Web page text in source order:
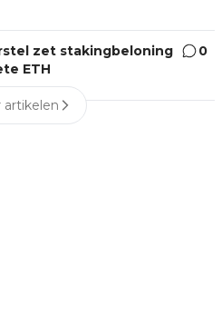
zet stakingbeloning
ETH
0
artikelen